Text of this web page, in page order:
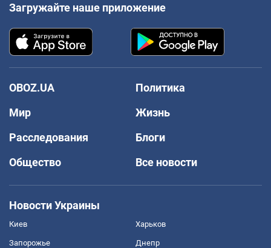
Загружайте наше приложение
OBOZ.UA
Политика
Мир
Жизнь
Расследования
Блоги
Общество
Все новости
Новости Украины
Киев Харьков
Запорожье Днепр